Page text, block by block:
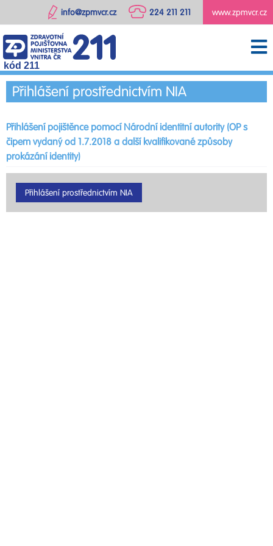
www.zpmvcr.cz
224 211 211
info@zpmvcr.cz
kód 211
Přihlášení prostřednictvím NIA
Přihlášení pojištěnce pomocí Národní identitní autority (OP s
čipem vydaný od 1.7.2018 a další kvalifikované způsoby
prokázání identity)